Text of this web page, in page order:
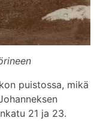
puistossa, mikä
21 ja 23.